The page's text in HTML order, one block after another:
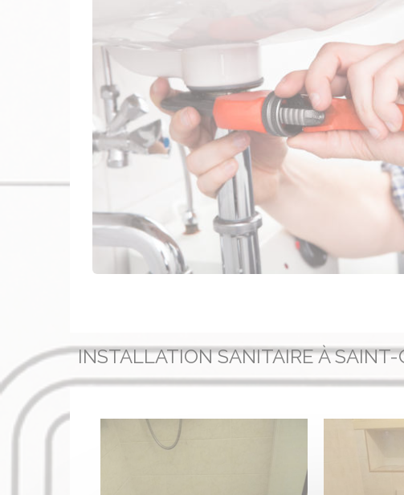
INSTALLATION SANITAIRE À